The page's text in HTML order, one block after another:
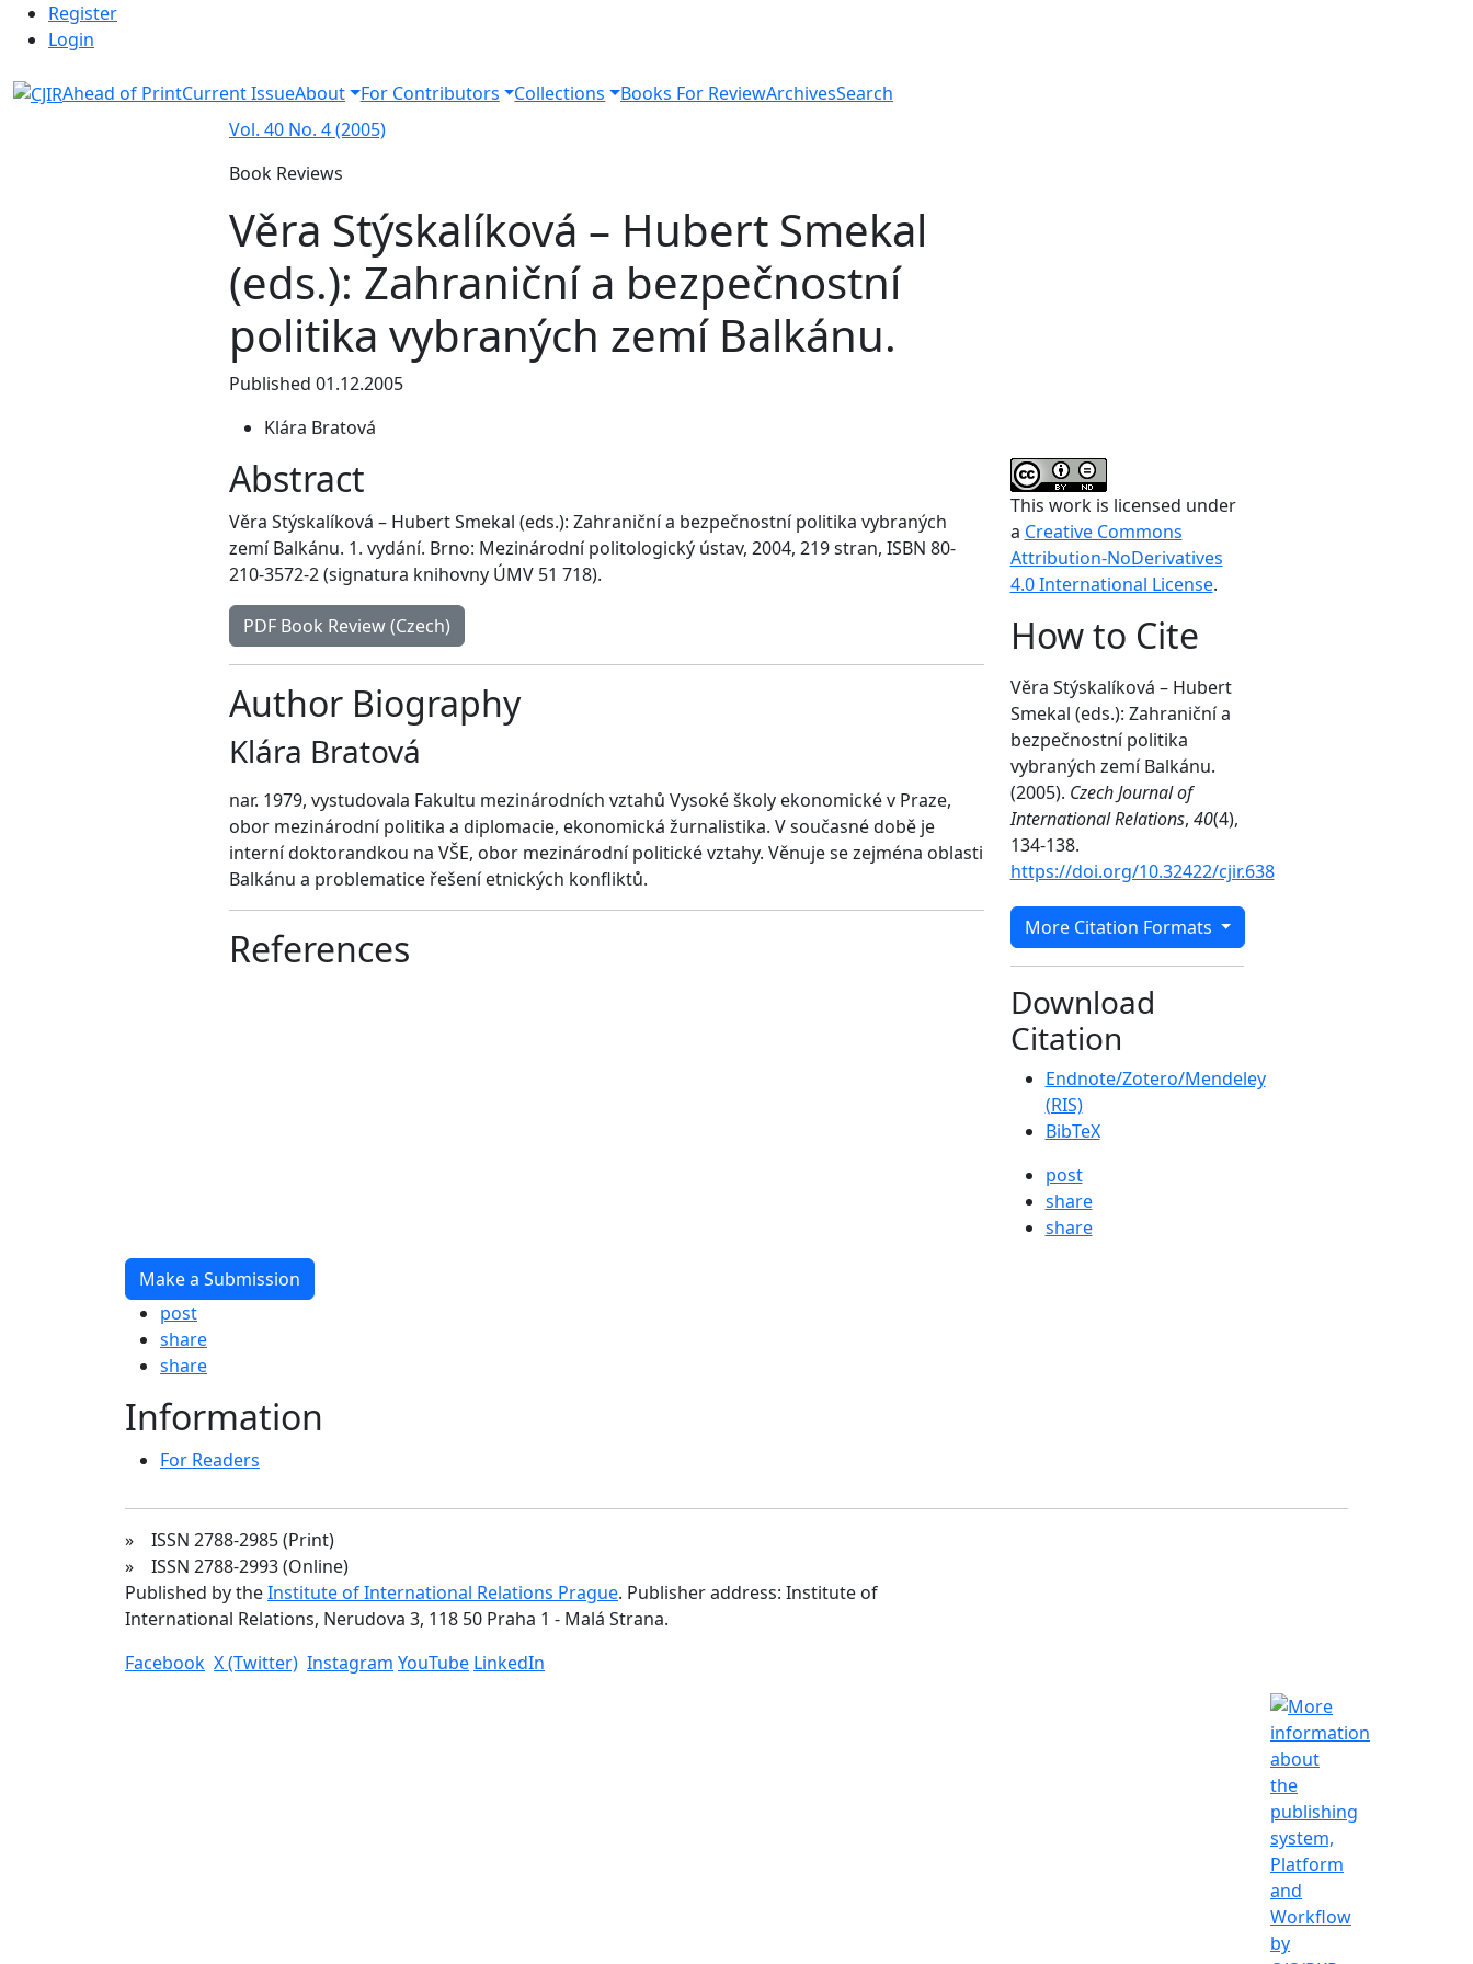
Skip to main navigation menu
Skip to main content
Skip to site footer
Admin menu
Register
Login
Ahead of PrintCurrent IssueAbout For Contributors Collections Books For ReviewArchivesSearch
Vol. 40 No. 4 (2005)
Book Reviews
Věra Stýskalíková – Hubert Smekal
(eds.): Zahraniční a bezpečnostní
politika vybraných zemí Balkánu.
Published 01.12.2005
Klára Bratová
This work is licensed under
a Creative Commons
Attribution-NoDerivatives
4.0 International License.
How to Cite
Věra Stýskalíková – Hubert
Smekal (eds.): Zahraniční a
bezpečnostní politika
vybraných zemí Balkánu.
(2005). Czech Journal of
International Relations, 40(4),
134-138.
https://doi.org/10.32422/cjir.638
More Citation Formats
Download
Citation
Endnote/Zotero/Mendeley
(RIS)
BibTeX
post
share
share
Abstract
Věra Stýskalíková – Hubert Smekal (eds.): Zahraniční a bezpečnostní politika vybraných
zemí Balkánu. 1. vydání. Brno: Mezinárodní politologický ústav, 2004, 219 stran, ISBN 80-
210-3572-2 (signatura knihovny ÚMV 51 718).
PDF Book Review (Czech)
Author Biography
Klára Bratová
nar. 1979, vystudovala Fakultu mezinárodních vztahů Vysoké školy ekonomické v Praze,
obor mezinárodní politika a diplomacie, ekonomická žurnalistika. V současné době je
interní doktorandkou na VŠE, obor mezinárodní politické vztahy. Věnuje se zejména oblasti
Balkánu a problematice řešení etnických konfliktů.
References
Make a Submission
post
share
share
Information
For Readers
» ISSN 2788-2985 (Print)
» ISSN 2788-2993 (Online)
Published by theInstitute of International Relations Prague. Publisher address: Institute of
International Relations, Nerudova 3, 118 50 Praha 1 - Malá Strana.
Facebook X (Twitter) Instagram YouTube LinkedIn